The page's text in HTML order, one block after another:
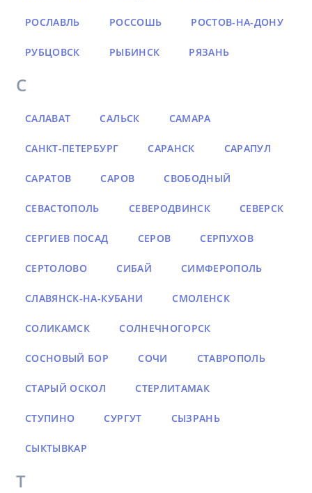
РОСЛАВЛЬ РОССОШЬ РОСТОВ-НА-ДОНУ
РУБЦОВСК РЫБИНСК РЯЗАНЬ
С
САЛАВАТ САЛЬСК САМАРА
САНКТ-ПЕТЕРБУРГ САРАНСК САРАПУЛ
САРАТОВ САРОВ СВОБОДНЫЙ
СЕВАСТОПОЛЬ СЕВЕРОДВИНСК СЕВЕРСК
СЕРГИЕВ ПОСАД СЕРОВ СЕРПУХОВ
СЕРТОЛОВО СИБАЙ СИМФЕРОПОЛЬ
СЛАВЯНСК-НА-КУБАНИ СМОЛЕНСК
СОЛИКАМСК СОЛНЕЧНОГОРСК
СОСНОВЫЙ БОР СОЧИ СТАВРОПОЛЬ
СТАРЫЙ ОСКОЛ СТЕРЛИТАМАК
СТУПИНО СУРГУТ СЫЗРАНЬ
СЫКТЫВКАР
Т